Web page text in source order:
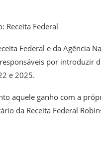
Federal
Federal e da Agência
por introduzir
e 2025.
aquele ganho com a
da Receita Federal